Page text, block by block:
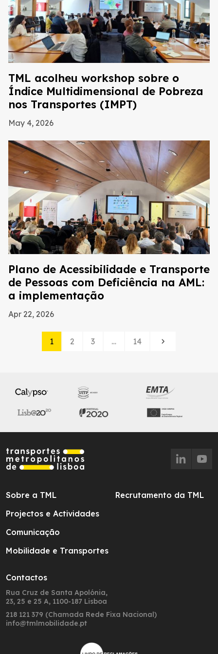
TML acolheu workshop sobre o
Índice Multidimensional de Pobreza
nos Transportes (IMPT)
May 4, 2026
Plano de Acessibilidade e Transporte
de Pessoas com Deficiência na AML:
a implementação
Apr 22, 2026
1 2 3 … 14
Sobre a TML
Projectos e Actividades
Comunicação
Mobilidade e Transportes
Recrutamento da TML
Contactos
Rua Cruz de Santa Apolónia,
23, 25 e 25 A, 1100-187 Lisboa
218 121 379 (Chamada Rede Fixa Nacional)
info@tmlmobilidade.pt